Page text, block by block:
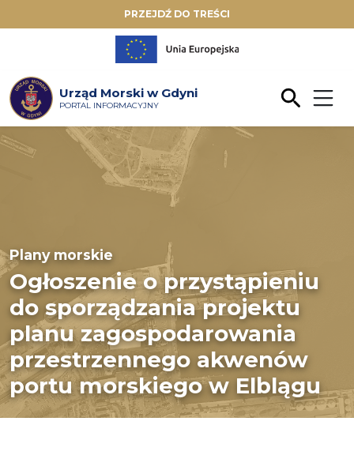
PRZEJDŹ DO TREŚCI
Urząd Morski w Gdyni
PORTAL INFORMACYJNY
Plany morskie
Ogłoszenie o przystąpieniu
do sporządzania projektu
planu zagospodarowania
przestrzennego akwenów
portu morskiego w Elblągu